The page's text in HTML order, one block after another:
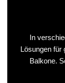
In
Lösungen für
Balkone.